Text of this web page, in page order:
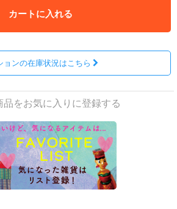
カートに入れる
ョンの在庫状況はこちら
品をお気に入りに登録する